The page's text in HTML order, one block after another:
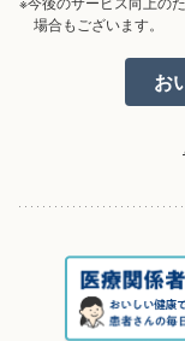
場合もございます。